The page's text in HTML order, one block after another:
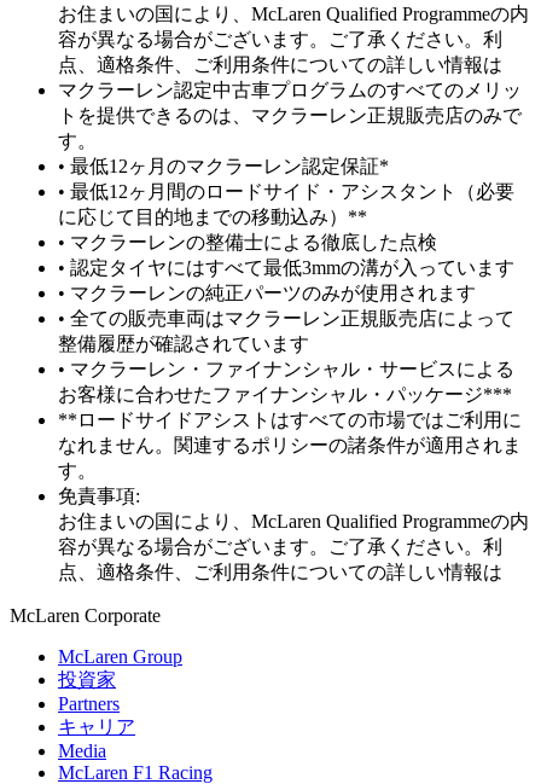
お住まいの国により、McLaren Qualified Programmeの内
容が異なる場合がございます。ご了承ください。利
点、適格条件、ご利用条件についての詳しい情報は
マクラーレン認定中古車プログラムのすべてのメリッ
トを提供できるのは、マクラーレン正規販売店のみで
す。
• 最低12ヶ月のマクラーレン認定保証*
• 最低12ヶ月間のロードサイド・アシスタント（必要
に応じて目的地までの移動込み）**
• マクラーレンの整備士による徹底した点検
• 認定タイヤにはすべて最低3mmの溝が入っています
• マクラーレンの純正パーツのみが使用されます
• 全ての販売車両はマクラーレン正規販売店によって
整備履歴が確認されています
• マクラーレン・ファイナンシャル・サービスによる
お客様に合わせたファイナンシャル・パッケージ***
**ロードサイドアシストはすべての市場ではご利用に
なれません。関連するポリシーの諸条件が適用されま
す。
免責事項:
お住まいの国により、McLaren Qualified Programmeの内
容が異なる場合がございます。ご了承ください。利
点、適格条件、ご利用条件についての詳しい情報は
McLaren Corporate
McLaren Group
投資家
Partners
キャリア
Media
McLaren F1 Racing